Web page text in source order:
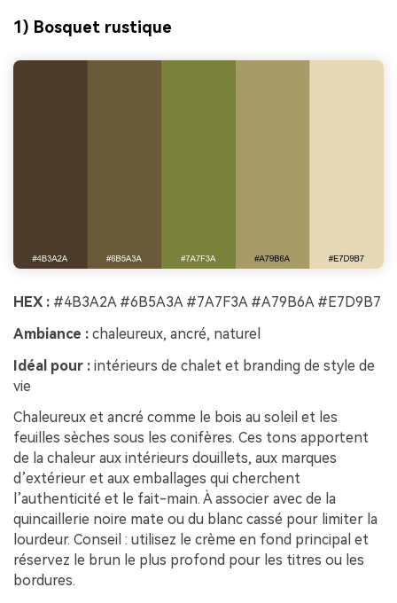
1) Bosquet rustique
HEX : #4B3A2A #6B5A3A #7A7F3A #A79B6A #E7D9B7
Ambiance : chaleureux, ancré, naturel
Idéal pour : intérieurs de chalet et branding de style de
vie
Chaleureux et ancré comme le bois au soleil et les
feuilles sèches sous les conifères. Ces tons apportent
de la chaleur aux intérieurs douillets, aux marques
d’extérieur et aux emballages qui cherchent
l’authenticité et le fait-main. À associer avec de la
quincaillerie noire mate ou du blanc cassé pour limiter la
lourdeur. Conseil : utilisez le crème en fond principal et
réservez le brun le plus profond pour les titres ou les
bordures.